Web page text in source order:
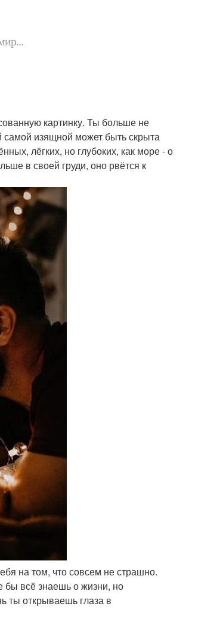
картинку. Ты больше не
изящной может быть скрыта
лёгких, но глубоких, как море - о
в своей груди, оно рвётся к
на том, что совсем не страшно.
бы всё знаешь о жизни, но
ты открываешь глаза в